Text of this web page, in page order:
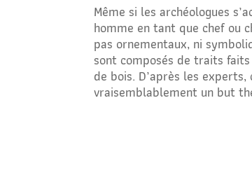
Même si les archéologues
homme en tant que chef ou
pas ornementaux, ni
sont composés de traits
de bois. D’après les
vraisemblablement un but